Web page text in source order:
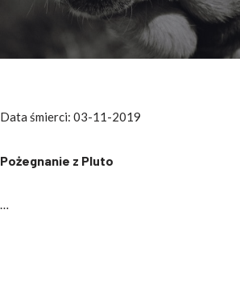
Data śmierci: 03-11-2019
Pożegnanie z Pluto
…